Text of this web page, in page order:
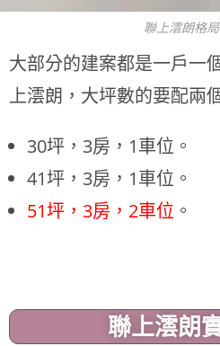
聯上澐朗格
大部分的建案都是一戶一
上澐朗，大坪數的要配兩
30坪，3房，1車位。
41坪，3房，1車位。
51坪，3房，2車位 。
聯上澐朗